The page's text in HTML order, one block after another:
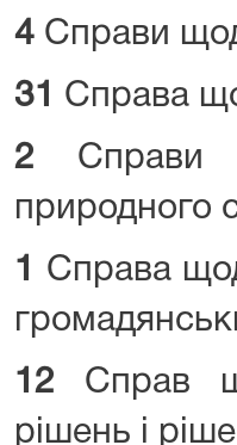
4 Справи
31 Справа
2 Справи
природного
1
Справа
12 Справ
рішень і